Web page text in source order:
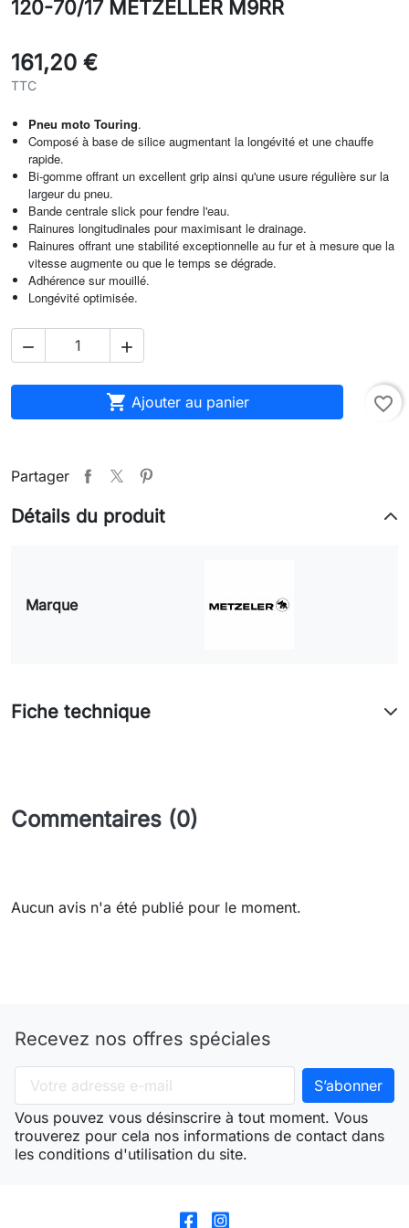
120-70/17 METZELLER M9RR
161,20 €
TTC
Pneu moto Touring.
Composé à base de silice augmentant la longévité et une chauffe
rapide.
Bi-gomme offrant un excellent grip ainsi qu'une usure régulière sur la
largeur du pneu.
Bande centrale slick pour fendre l'eau.
Rainures longitudinales pour maximisant le drainage.
Rainures offrant une stabilité exceptionnelle au fur et à mesure que la
vitesse augmente ou que le temps se dégrade.
Adhérence sur mouillé.
Longévité optimisée.
 
 Ajouter au panier favorite_border
Partager
Détails du produit
Marque
Fiche technique
Commentaires (0)
Aucun avis n'a été publié pour le moment.
Recevez nos offres spéciales
Vous pouvez vous désinscrire à tout moment. Vous
trouverez pour cela nos informations de contact dans
les conditions d'utilisation du site.